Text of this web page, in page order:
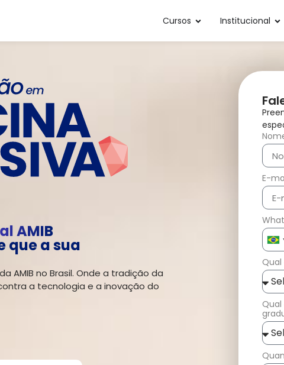
Cursos Institucional
AMIB
que a sua
AMIB no Brasil. Onde a tradição da
a tecnologia e a inovação do
E-
+55